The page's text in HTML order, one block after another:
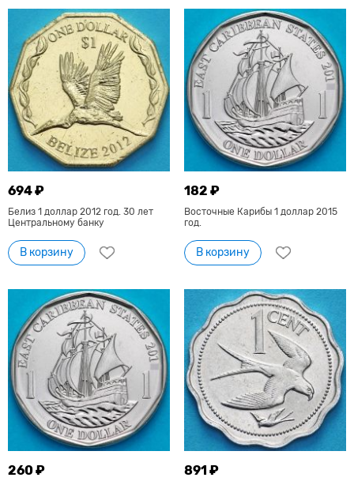
694 ₽
Белиз 1 доллар 2012 год. 30 лет
Центральному банку
В корзину
182 ₽
Восточные Карибы 1 доллар 2015
год.
В корзину
260 ₽ 891 ₽